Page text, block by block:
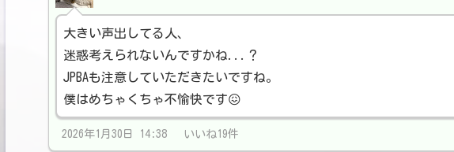
大きい声出してる人、
迷惑考えられないんですかね...？
JPBAも注意していただきたいですね。
僕はめちゃくちゃ不愉快です😖
2026年1月30日 14:38 いいね19件